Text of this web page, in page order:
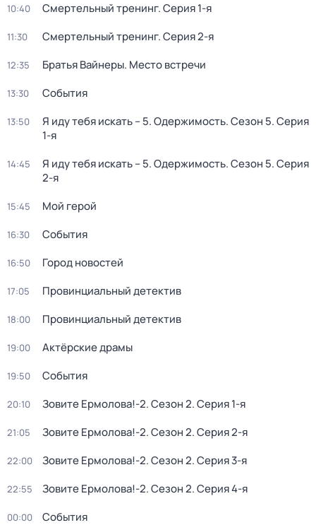
10:40 Смертельный тренинг. Серия 1-я
11:30 Смертельный тренинг. Серия 2-я
12:35 Братья Вайнеры. Место встречи
13:30 События
13:50 Я иду тебя искать – 5. Одержимость. Сезон 5. Серия
1-я
14:45 Я иду тебя искать – 5. Одержимость. Сезон 5. Серия
2-я
15:45 Мой герой
16:30 События
16:50 Город новостей
17:05 Провинциальный детектив
18:00 Провинциальный детектив
19:00 Актёрские драмы
19:50 События
20:10 Зовите Ермолова!-2. Сезон 2. Серия 1-я
21:05 Зовите Ермолова!-2. Сезон 2. Серия 2-я
22:00 Зовите Ермолова!-2. Сезон 2. Серия 3-я
22:55 Зовите Ермолова!-2. Сезон 2. Серия 4-я
00:00 События